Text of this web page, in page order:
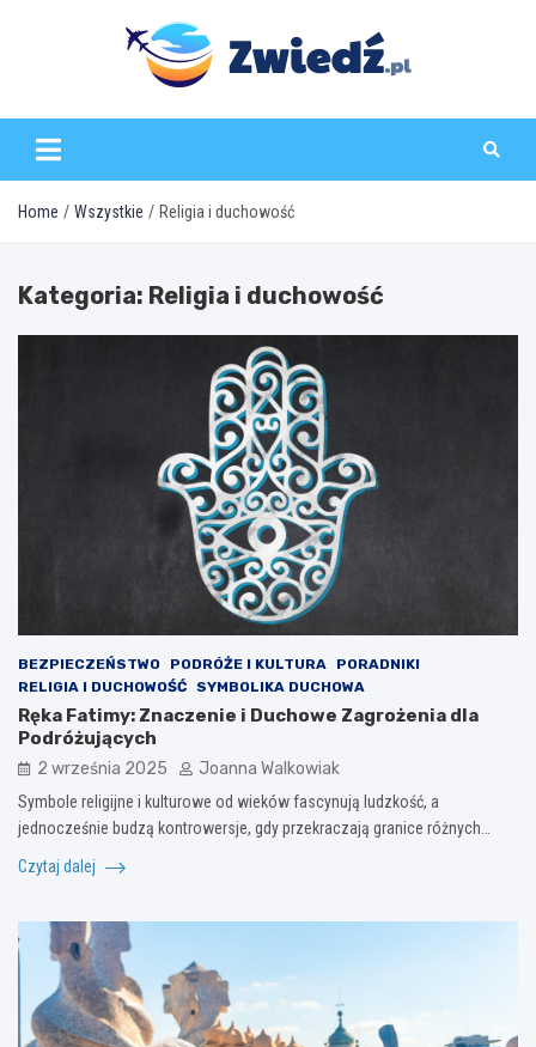
zwiedz.pl
Home Wszystkie Religia i duchowość
Kategoria: Religia i duchowość
BEZPIECZEŃSTWO PODRÓŻE I KULTURA
PORADNIKI
RELIGIA I DUCHOWOŚĆ
SYMBOLIKA DUCHOWA
Ręka Fatimy: Znaczenie i Duchowe Zagrożenia dla
Podróżujących
2 września 2025 Joanna Walkowiak
Symbole religijne i kulturowe od wieków fascynują ludzkość, a
jednocześnie budzą kontrowersje, gdy przekraczają granice różnych…
Czytaj dalej